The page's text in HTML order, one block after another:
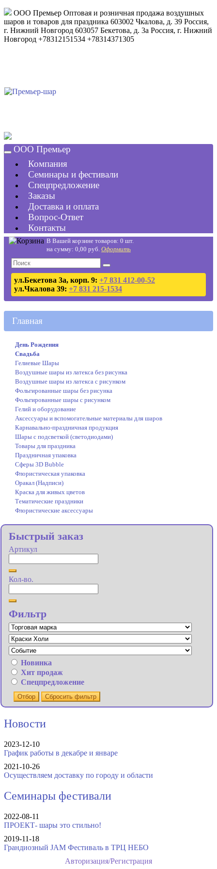
ООО Премьер Оптовая и розничная продажа воздушных
шаров и товаров для праздника 603002 Чкалова, д. 39 Россия,
г. Нижний Новгород 603057 Бекетова, д. 3а Россия, г. Нижний
Новгород +78312151534 +78314371305
ООО Премьер
Компания
Семинары и фестивали
Спецпредложение
Заказы
Доставка и оплата
Вопрос-Ответ
Контакты
В Вашей корзине товаров: 0 шт.
на сумму: 0,00 руб. Оформить
ул.Бекетова 3а, корп. 9: +7 831 412-00-52
ул.Чкалова 39: +7 831 215-1534
Главная
День Рождения
Свадьба
Гелиевые Шары
Воздушные шары из латекса без рисунка
Воздушные шары из латекса с рисунком
Фольгированные шары без рисунка
Фольгированные шары с рисунком
Гелий и оборудование
Аксессуары и вспомогательные материалы для шаров
Карнавально-праздничная продукция
Шары с подсветкой (светодиодами)
Товары для праздника
Праздничная упаковка
Сферы 3D Bubble
Флористическая упаковка
Оракал (Надписи)
Краска для живых цветов
Тематические праздники
Флористические аксессуары
Быстрый заказ
Артикул
Кол-во.
Фильтр
Новинка
Хит продаж
Спецпредложение
Отбор Сбросить фильтр
Новости
2023-12-10
График работы в декабре и январе
2021-10-26
Осуществляем доставку по городу и области
Семинары фестивали
2022-08-11
ПРОЕКТ- шары это стильно!
2019-11-18
Грандиозный JAM Фестиваль в ТРЦ НЕБО
Авторизация/Регистрация